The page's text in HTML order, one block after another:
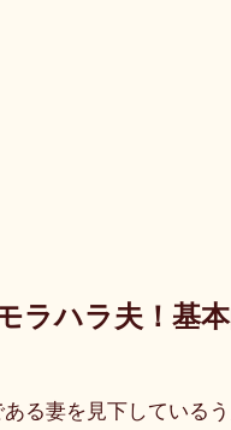
ラハラ夫！基
る妻を見下している